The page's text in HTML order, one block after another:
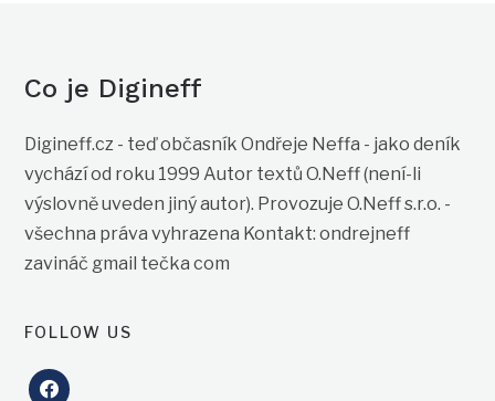
Co je Digineff
Digineff.cz - teď občasník Ondřeje Neffa - jako deník
vychází od roku 1999 Autor textů O.Neff (není-li
výslovně uveden jiný autor). Provozuje O.Neff s.r.o. -
všechna práva vyhrazena Kontakt: ondrejneff
zavináč gmail tečka com
FOLLOW US
facebook